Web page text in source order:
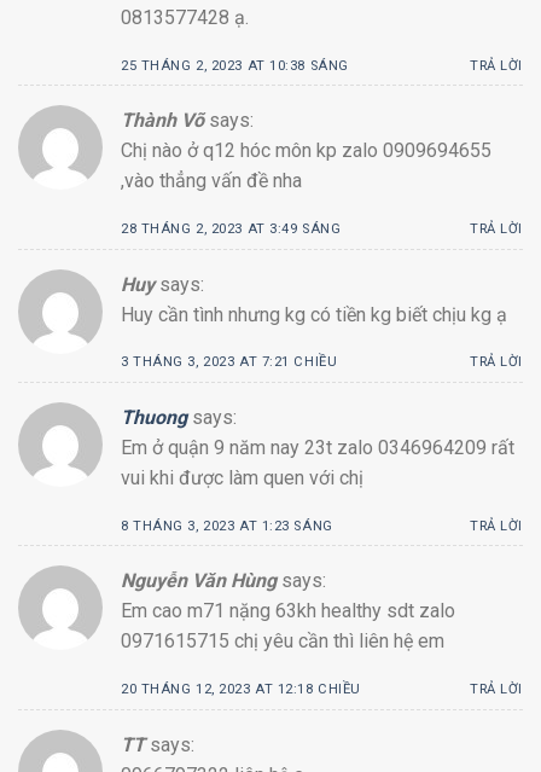
0813577428 ạ.
25 THÁNG 2, 2023 AT 10:38 SÁNG TRẢ LỜI
Thành Võ says:
Chị nào ở q12 hóc môn kp zalo 0909694655
,vào thẳng vấn đề nha
28 THÁNG 2, 2023 AT 3:49 SÁNG TRẢ LỜI
Huy says:
Huy cần tình nhưng kg có tiền kg biết chịu kg ạ
3 THÁNG 3, 2023 AT 7:21 CHIỀU TRẢ LỜI
Thuong says:
Em ở quận 9 năm nay 23t zalo 0346964209 rất
vui khi được làm quen với chị
8 THÁNG 3, 2023 AT 1:23 SÁNG TRẢ LỜI
Nguyễn Văn Hùng says:
Em cao m71 nặng 63kh healthy sdt zalo
0971615715 chị yêu cần thì liên hệ em
20 THÁNG 12, 2023 AT 12:18 CHIỀU TRẢ LỜI
TT says: